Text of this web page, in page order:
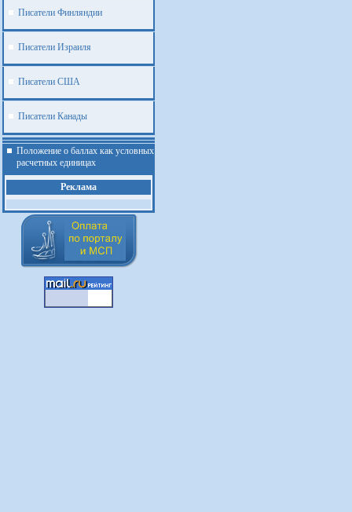
Писатели Финляндии
Писатели Израиля
Писатели США
Писатели Канады
Положение о баллах как условных
расчетных единицах
Реклама